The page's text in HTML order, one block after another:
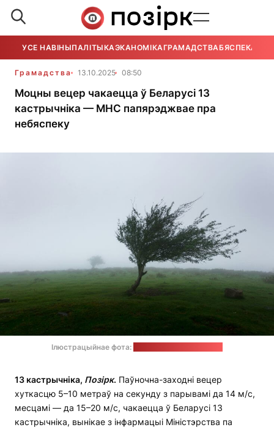
УСЕ НАВІНЫПАЛІТЫКАЭКАНОМІКАГРАМАДСТВАБЯСПЕКА
Грамадства 13.10.2025 08:50
Моцны вецер чакаецца ў Беларусі 13
кастрычніка — МНС папярэджвае пра
небяспеку
Ілюстрацыйнае фота:
13 кастрычніка, Позірк. Паўночна-заходні вецер
хуткасцю 5–10 метраў на секунду з парывамі да 14 м/с,
месцамі — да 15–20 м/с, чакаецца ў Беларусі 13
кастрычніка, вынікае з інфармацыі Міністэрства па